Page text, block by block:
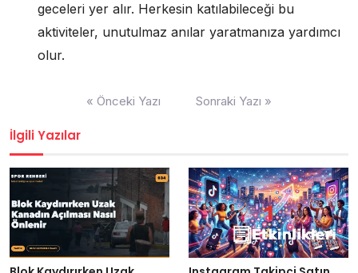
geceleri yer alır. Herkesin katılabileceği bu
aktiviteler, unutulmaz anılar yaratmanıza yardımcı
olur.
« Önceki Yazı Sonraki Yazı »
İlgili Yazılar